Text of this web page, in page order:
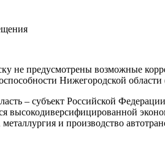
не предусмотрены возможные
Нижегородской
– субъект Российской
высокодиверсифицированной
металлургия и производство